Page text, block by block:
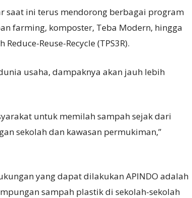
saat ini terus mendorong berbagai program
farming, komposter, Teba Modern, hingga
Reuse-Recycle (TPS3R).
usaha, dampaknya akan jauh lebih
untuk memilah sampah sejak dari
sekolah dan kawasan permukiman,”
yang dapat dilakukan APINDO adalah
sampah plastik di sekolah-sekolah